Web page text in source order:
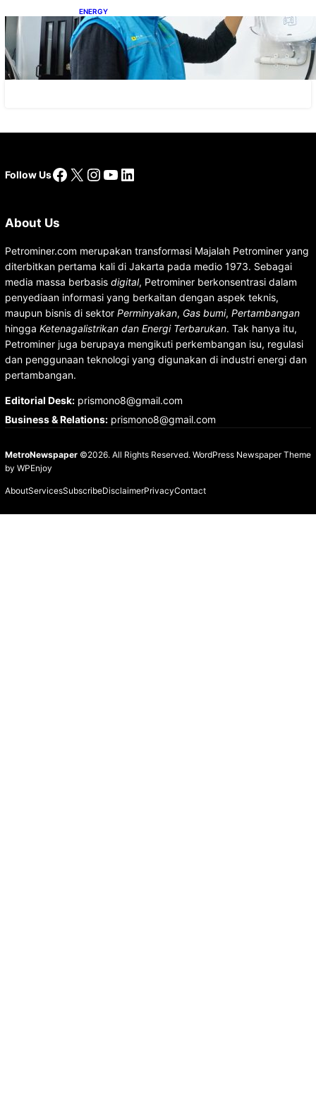
ENERGY
Ada 21.865 Pelanggan Baru Gunakan Home
Charging Services PLN
Follow UsFacebook
X Instagram
YouTube
LinkedIn
About Us
Petrominer.com merupakan transformasi Majalah Petrominer yang
diterbitkan pertama kali di Jakarta pada medio 1973. Sebagai
media massa berbasis digital, Petrominer berkonsentrasi dalam
penyediaan informasi yang berkaitan dengan aspek teknis,
maupun bisnis di sektor Perminyakan, Gas bumi, Pertambangan
hingga Ketenagalistrikan dan Energi Terbarukan. Tak hanya itu,
Petrominer juga berupaya mengikuti perkembangan isu, regulasi
dan penggunaan teknologi yang digunakan di industri energi dan
pertambangan.
Editorial Desk:prismono8@gmail.com
Business & Relations:prismono8@gmail.com
MetroNewspaper©2026. All Rights Reserved. WordPress Newspaper Theme
by WPEnjoy
AboutServicesSubscribeDisclaimerPrivacyContact